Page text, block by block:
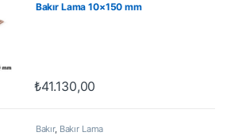
Bakır Lama 10×150 mm
₺41.130,00
Bakır, Bakır Lama